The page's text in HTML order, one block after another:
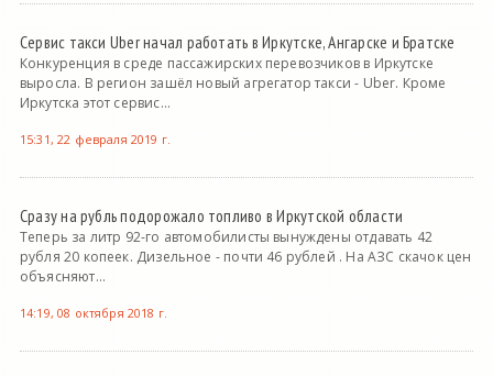
Сервис такси Uber начал работать в Иркутске, Ангарске и Братске
Конкуренция в среде пассажирских перевозчиков в Иркутске
выросла. В регион зашёл новый агрегатор такси - Uber. Кроме
Иркутска этот сервис...
15:31, 22 февраля 2019 г.
Сразу на рубль подорожало топливо в Иркутской области
Теперь за литр 92-го автомобилисты вынуждены отдавать 42
рубля 20 копеек. Дизельное - почти 46 рублей . На АЗС скачок цен
объясняют...
14:19, 08 октября 2018 г.